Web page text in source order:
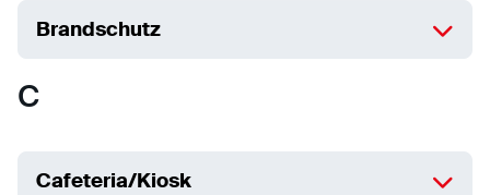
Brandschutz
C
Cafeteria/Kiosk